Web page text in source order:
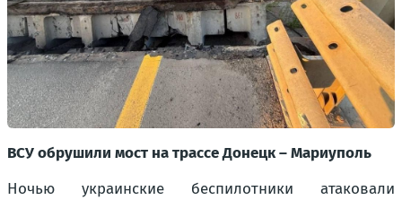
ВСУ обрушили мост на трассе Донецк – Мариуполь
Ночью украинские беспилотники атаковали